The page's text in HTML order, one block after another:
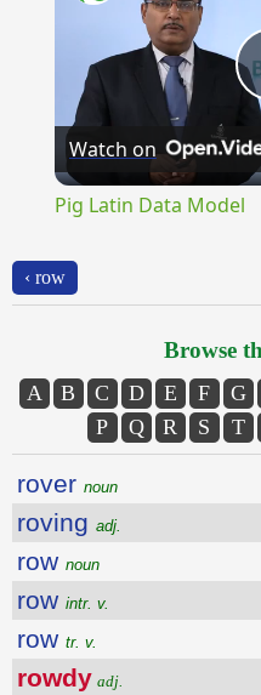
Watch on
Pig Latin Data Model
‹ row
Browse
A B C D E F G
P
Q R S T
rover noun
roving adj.
row noun
row intr. v.
row tr. v.
rowdy adj.